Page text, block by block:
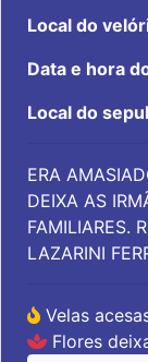
Local do
Data e hora
Local do
ERA
DEIXA AS
FAMILIARES.
LAZARINI
Velas
Flores